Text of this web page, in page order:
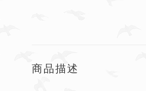
商品描述